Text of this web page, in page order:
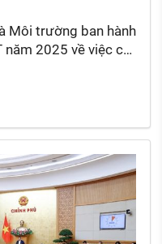
Môi trường ban hành
2025 về việc cử
thực hiện các
khi thực hiện mô
cấp.